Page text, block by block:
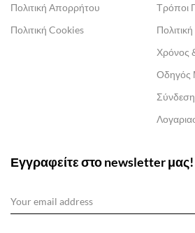
Πολιτική Απορρήτου
Πολιτική Cookies
Τρόποι
Χρόνος
Οδηγός
Σύνδεση
Εγγραφείτε στο newsletter μας!